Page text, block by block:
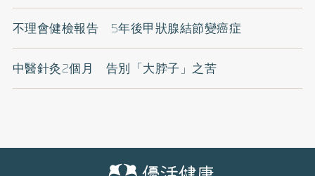
不理會健檢報告 5年後甲狀腺結節變癌症
中醫針灸2個月 告別「大脖子」之苦